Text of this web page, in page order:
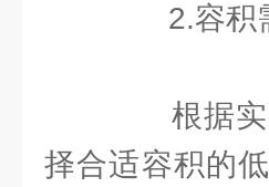
2.容积需
根据实
择合适容积的